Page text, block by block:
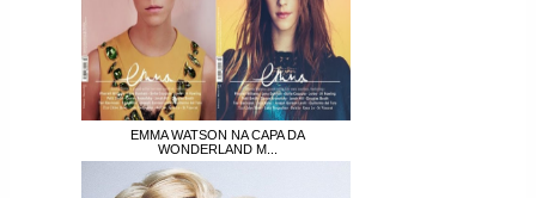
EMMA WATSON NA CAPA DA
WONDERLAND M...